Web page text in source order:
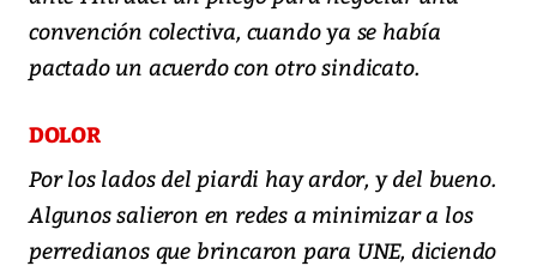
convención colectiva, cuando ya se había
pactado un acuerdo con otro sindicato.
DOLOR
Por los lados del piardi hay ardor, y del bueno.
Algunos salieron en redes a minimizar a los
perredianos que brincaron para UNE, diciendo